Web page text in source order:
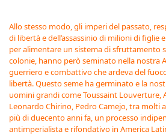
Allo stesso modo, gli imperi del passato,
di libertà e dell’assassinio di milioni di figlie
per alimentare un sistema di sfruttamento
colonie, hanno però seminato nella nostra
guerriero e combattivo che ardeva del
libertà. Questo seme ha germinato e la
uomini grandi come Toussaint Louverture,
Leonardo Chirino, Pedro Camejo, tra molti
più di duecento anni fa, un processo
antimperialista e rifondativo in America